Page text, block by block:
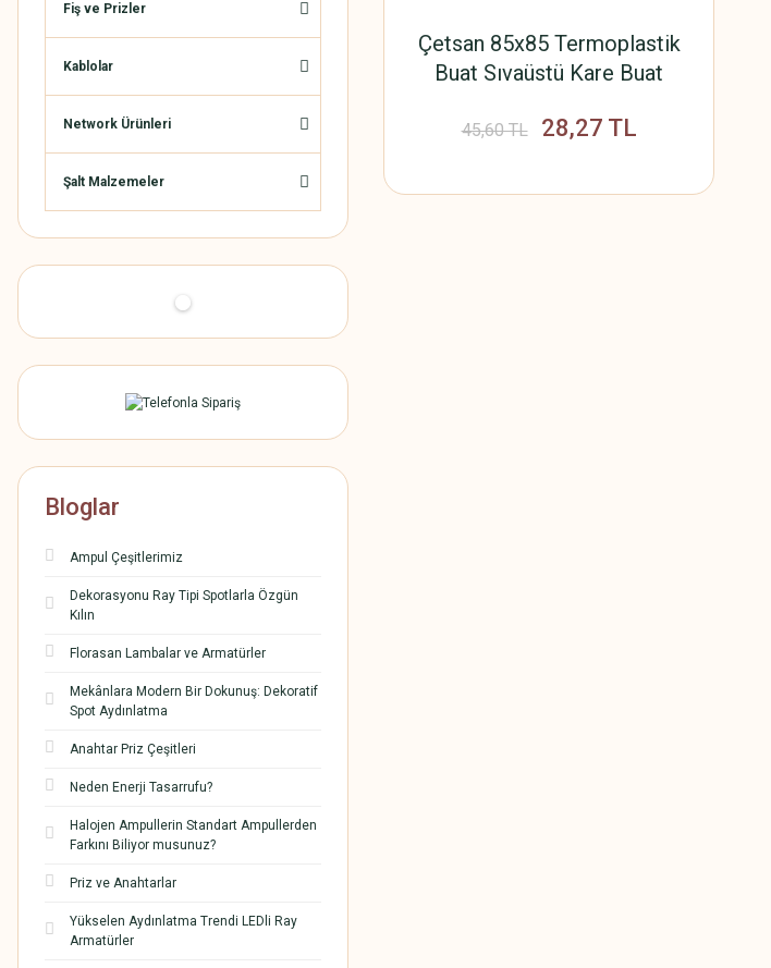
Fiş ve Prizler
Kablolar
Network Ürünleri
Şalt Malzemeler
Bloglar
Ampul Çeşitlerimiz
Dekorasyonu Ray Tipi Spotlarla Özgün
Kılın
Florasan Lambalar ve Armatürler
Mekânlara Modern Bir Dokunuş: Dekoratif
Spot Aydınlatma
Anahtar Priz Çeşitleri
Neden Enerji Tasarrufu?
Halojen Ampullerin Standart Ampullerden
Farkını Biliyor musunuz?
Priz ve Anahtarlar
Yükselen Aydınlatma Trendi LEDli Ray
Armatürler
Çetsan 85x85 Termoplastik
Buat Sıvaüstü Kare Buat
45,60 TL 28,27 TL